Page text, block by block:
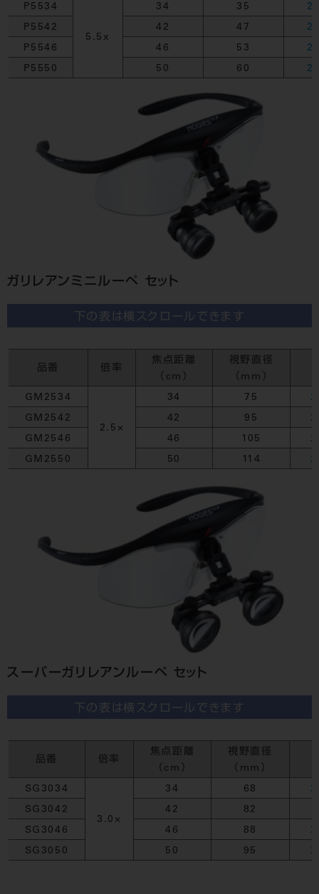
P5534
5.5x
34 35
P5542 42 47
P5546 46 53
P5550 50 60
ガリレアンミニルーペ セット
下の表は横スクロールできます
品番 倍率
焦点距離
（cm）
視野直径
（mm）
GM2534
2.5×
34 75
GM2542 42 95
GM2546 46 105
GM2550 50 114
スーパーガリレアンルーペ セット
下の表は横スクロールできます
品番 倍率
焦点距離
（cm）
視野直径
（mm）
SG3034
3.0×
34 68
SG3042 42 82
SG3046 46 88
SG3050 50 95